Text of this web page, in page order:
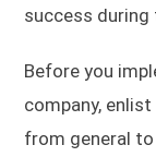
success
Before you
company,
from general